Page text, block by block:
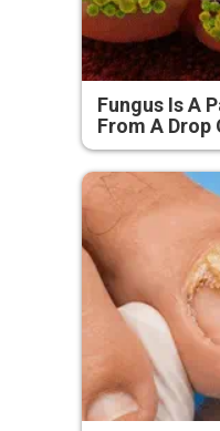
Fungus Is A
From A Drop